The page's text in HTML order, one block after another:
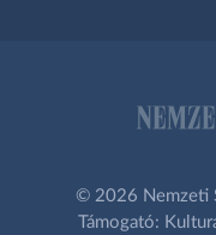
© 2026 Nemzeti
Támogató: